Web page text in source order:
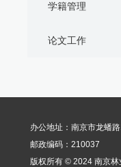
学籍管理
论文工作
办公地址：南京市龙蟠
邮政编码：210037
版权所有 © 2024 南京